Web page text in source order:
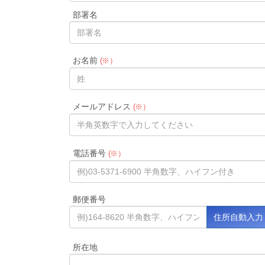
部署名
お名前(※）
メールアドレス (※）
電話番号(※）
郵便番号
所在地